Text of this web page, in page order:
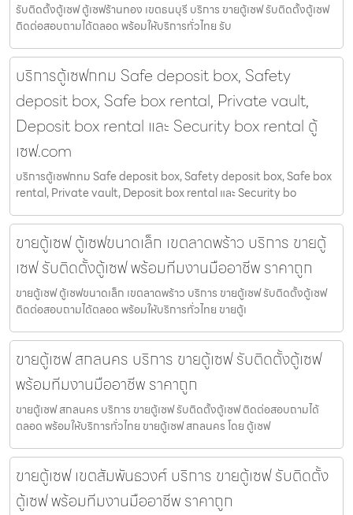
รับติดตั้งตู้เซฟ ตู้เซฟร้านทอง เขตธนบุรี บริการ ขายตู้เซฟ รับติดตั้งตู้เซฟ
ติดต่อสอบถามได้ตลอด พร้อมให้บริการทั่วไทย รับ
บริการตู้เซฟกทม Safe deposit box, Safety
deposit box, Safe box rental, Private vault,
Deposit box rental และ Security box rental ตู้
เซฟ.com
บริการตู้เซฟกทม Safe deposit box, Safety deposit box, Safe box
rental, Private vault, Deposit box rental และ Security bo
ขายตู้เซฟ ตู้เซฟขนาดเล็ก เขตลาดพร้าว บริการ ขายตู้
เซฟ รับติดตั้งตู้เซฟ พร้อมทีมงานมืออาชีพ ราคาถูก
ขายตู้เซฟ ตู้เซฟขนาดเล็ก เขตลาดพร้าว บริการ ขายตู้เซฟ รับติดตั้งตู้เซฟ
ติดต่อสอบถามได้ตลอด พร้อมให้บริการทั่วไทย ขายตู้เ
ขายตู้เซฟ สกลนคร บริการ ขายตู้เซฟ รับติดตั้งตู้เซฟ
พร้อมทีมงานมืออาชีพ ราคาถูก
ขายตู้เซฟ สกลนคร บริการ ขายตู้เซฟ รับติดตั้งตู้เซฟ ติดต่อสอบถามได้
ตลอด พร้อมให้บริการทั่วไทย ขายตู้เซฟ สกลนคร โดย ตู้เซฟ
ขายตู้เซฟ เขตสัมพันธวงศ์ บริการ ขายตู้เซฟ รับติดตั้ง
ตู้เซฟ พร้อมทีมงานมืออาชีพ ราคาถูก